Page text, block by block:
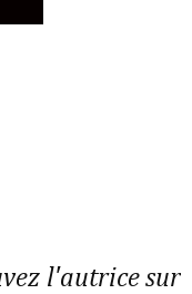
l'autrice sur